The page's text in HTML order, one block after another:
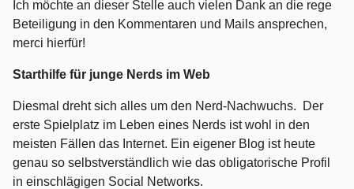
Ich möchte an dieser Stelle auch vielen Dank an die rege
Beteiligung in den Kommentaren und Mails ansprechen,
merci hierfür!
Starthilfe für junge Nerds im Web
Diesmal dreht sich alles um den Nerd-Nachwuchs. Der
erste Spielplatz im Leben eines Nerds ist wohl in den
meisten Fällen das Internet. Ein eigener Blog ist heute
genau so selbstverständlich wie das obligatorische Profil
in einschlägigen Social Networks.